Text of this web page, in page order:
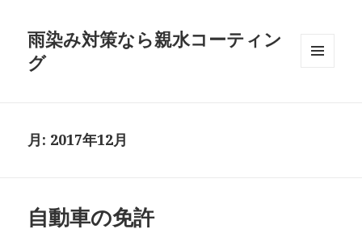
雨染み対策なら親水コーティン
グ
月: 2017年12月
自動車の免許